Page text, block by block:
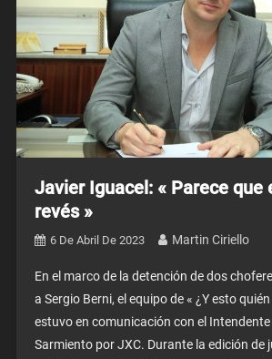
Javier Iguacel: « Parece que
revés »
6 De Abril De 2023 Martin Ciriello
En el marco de la detención de dos
a Sergio Berni, el equipo de « ¿Y esto
estuvo en comunicación con el
Sarmiento por JXC. Durante la edición de